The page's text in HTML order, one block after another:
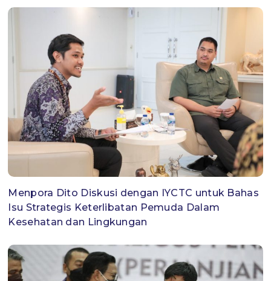
Menpora Dito Diskusi dengan IYCTC untuk Bahas
Isu Strategis Keterlibatan Pemuda Dalam
Kesehatan dan Lingkungan